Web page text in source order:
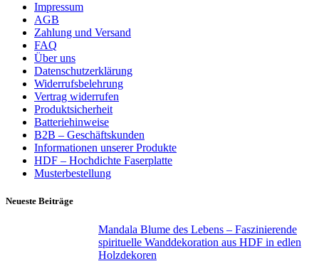
Impressum
AGB
Zahlung und Versand
FAQ
Über uns
Datenschutzerklärung
Widerrufsbelehrung
Vertrag widerrufen
Produktsicherheit
Batteriehinweise
B2B – Geschäftskunden
Informationen unserer Produkte
HDF – Hochdichte Faserplatte
Musterbestellung
Neueste Beiträge
Mandala Blume des Lebens – Faszinierende
spirituelle Wanddekoration aus HDF in edlen
Holzdekoren